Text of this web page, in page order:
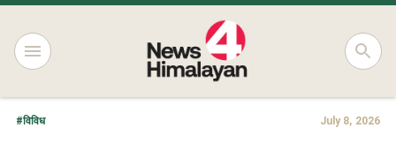
#विविध July 8, 2026